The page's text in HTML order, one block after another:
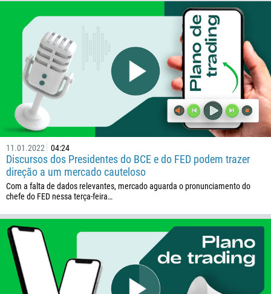
11.01.2022 04:24
Discursos dos Presidentes do BCE e do FED podem trazer
direção a um mercado cauteloso
Com a falta de dados relevantes, mercado aguarda o pronunciamento do
chefe do FED nessa terça-feira…
61
57
269
242
243
506
225
385
53
357
420
1767